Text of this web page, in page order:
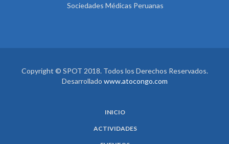
Sociedades Médicas Peruanas
Copyright © SPOT 2018. Todos los Derechos Reservados.
Desarrollado www.atocongo.com
INICIO
ACTIVIDADES